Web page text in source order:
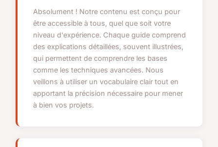
Absolument ! Notre contenu est conçu pour
être accessible à tous, quel que soit votre
niveau d'expérience. Chaque guide comprend
des explications détaillées, souvent illustrées,
qui permettent de comprendre les bases
comme les techniques avancées. Nous
veillons à utiliser un vocabulaire clair tout en
apportant la précision nécessaire pour mener
à bien vos projets.